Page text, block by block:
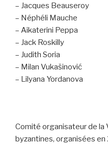
– Jacques Beauseroy
– Néphéli Mauche
– Aikaterini Peppa
– Jack Roskilly
– Judith Soria
– Milan Vukašinović
– Lilyana Yordanova
Comité organisateur de la
byzantines, organisées en